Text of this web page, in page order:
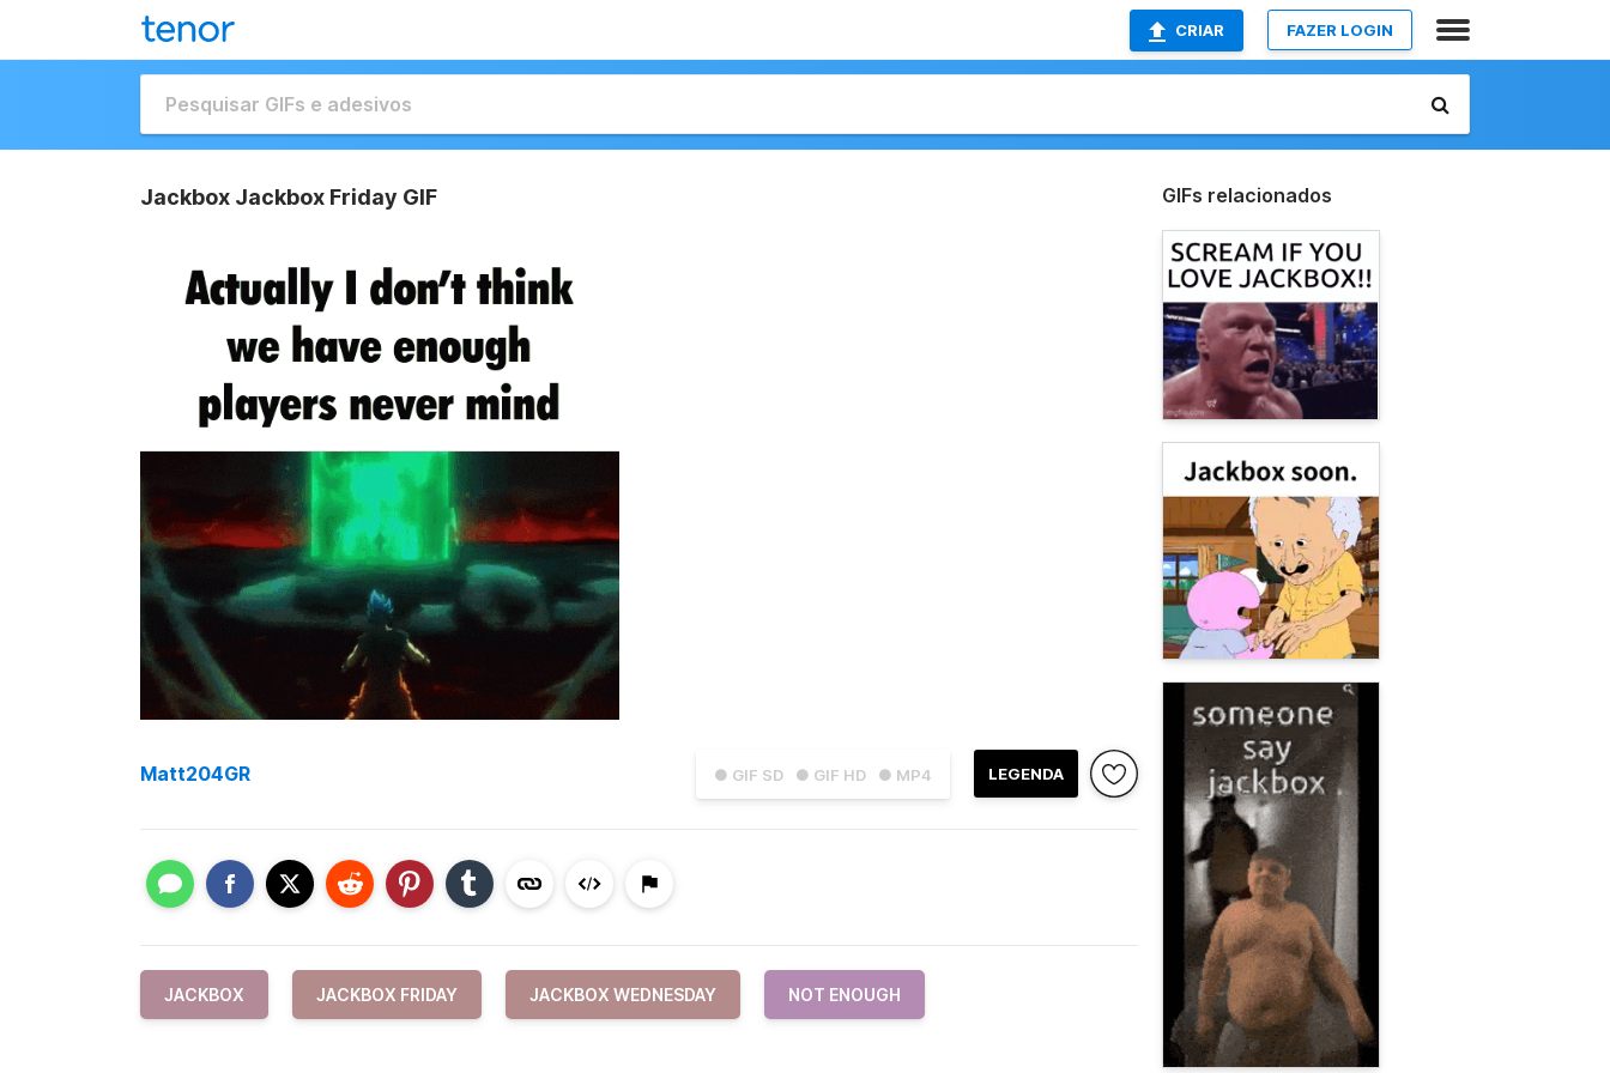
CRIAR FAZER LOGIN
Jackbox Jackbox Friday GIF
● GIF SD ● GIF HD ● MP4 LEGENDA
Matt204GR
JACKBOX JACKBOX FRIDAY JACKBOX WEDNESDAY NOT ENOUGH
GIFs relacionados